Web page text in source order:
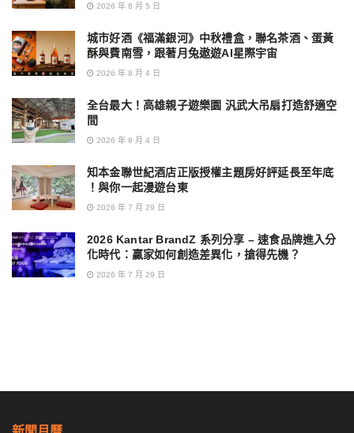
2026 年 8 月 5 日
城市好酒《福滿銀河》中秋禮盒，聯名茶酒、蛋黃
酥與費南雪，跟著月兔遨遊AI星際宇宙
2026 年 8 月 4 日
全台最大！高雄親子遊樂園 汎武大吊扇打造舒適空
間
2026 年 8 月 4 日
知本金聯世紀酒店正版授權主題房好評延長至年底
！與你一起漫遊台東
2026 年 7 月 29 日
2026 Kantar BrandZ 系列分享 – 速食品牌進入分
化時代：贏家如何創造差異化，搶得先機？
2026 年 7 月 29 日